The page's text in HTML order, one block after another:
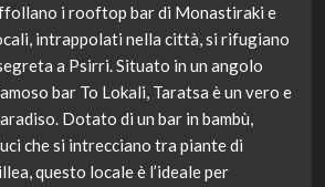
i rooftop bar di Monastiraki e
intrappolati nella città, si rifugiano
a Psirri. Situato in un angolo
bar To Lokali, Taratsa è un vero e
Dotato di un bar in bambù,
che si intrecciano tra piante di
questo locale è l’ideale per